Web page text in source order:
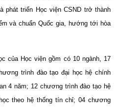
phát triển Học viện CSND trở thành
và chuẩn Quốc gia, hướng tới hòa
của Học viện gồm có 10 ngành, 17
trình đào tạo đại học hệ chính
4 năm; 12 chương trình đào tạo hệ
theo hệ thống tín chỉ; 04 chương